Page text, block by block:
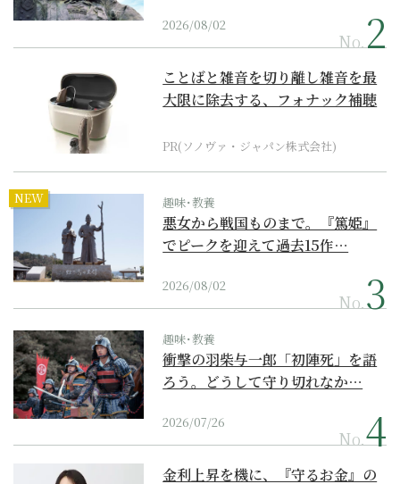
2026/08/02
No.
ことばと雑音を切り離し雑音を最
大限に除去する、フォナック補聴
PR(ソノヴァ・ジャパン株式会社)
NEW 趣味･教養
悪女から戦国ものまで。『篤姫』
でピークを迎えて過去15作…
2026/08/02
No.
趣味･教養
衝撃の羽柴与一郎「初陣死」を語
ろう。どうして守り切れなか…
2026/07/26
No.
金利上昇を機に、『守るお金』の